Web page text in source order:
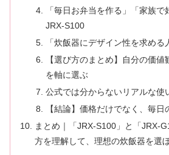
「毎日お弁当を作る」「家族で
JRX-S100
「炊飯器にデザイン性を求め
【選び方のまとめ】自分の価
を軸に選ぶ
公式では分からないリアルな使
【結論】価格だけでなく、毎
まとめ｜「JRX-S100」と「JRX-
方を理解して、理想の炊飯器を選